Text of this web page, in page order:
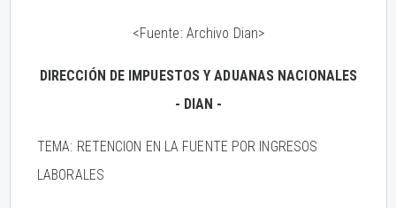
<Fuente: Archivo Dian>
DIRECCIÓN DE IMPUESTOS Y ADUANAS NACIONALES
- DIAN -
TEMA: RETENCION EN LA FUENTE POR INGRESOS
LABORALES